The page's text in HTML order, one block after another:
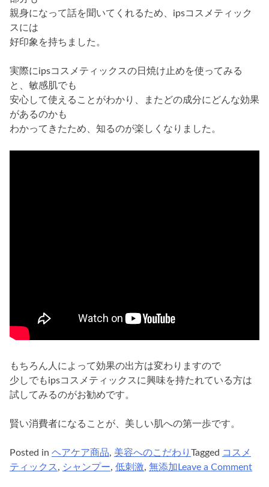
親身になって話を聞いてくれるため、ipsコスメティック
スには
好印象を持ちました。
実際にipsコスメティックスの日焼け止めを使ってみる
と、敏感肌でも
安心して使えることがわかり、またどの成分にどんな効果
があるのかも
わかってきたため、知るのが楽しくなりました。
もちろん人によって効果の出方は変わりますので
少しでもipsコスメティックスに興味を持たれている方は
試してみるのがお勧めです。
賢い消費者になることが、美しい肌への第一歩です。
Posted in ヘアケア商品, 美容へのこだわり Tagged コスメ
ティックス , シャンプー, 低刺激, 無添加Leave a Commenton